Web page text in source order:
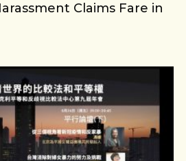
Claims Fare in